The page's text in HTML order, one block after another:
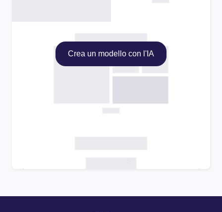
Crea un modello con l'IA